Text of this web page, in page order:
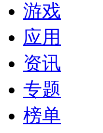
游戏
应用
资讯
专题
榜单